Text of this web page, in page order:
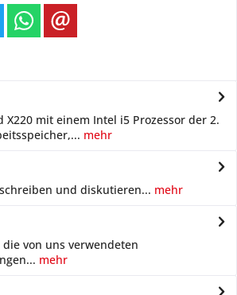
X220 mit einem Intel i5 Prozessor der 2.
mehr
und diskutieren... mehr
von uns verwendeten
mehr